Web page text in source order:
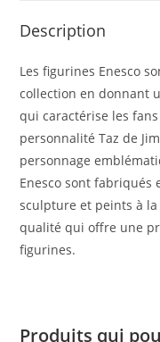
Description
Les figurines Enesco
collection en donnant
qui caractérise les
personnalité Taz de
personnage
Enesco sont fabriqués
sculpture et peints à
qualité qui offre une
figurines.
Produits qui